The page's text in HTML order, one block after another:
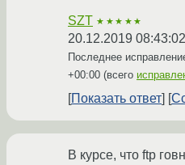
SZT ★★★★★
20.12.2019
Последнее
+00:00 (всего
Показать ответ
В курсе, что ftp